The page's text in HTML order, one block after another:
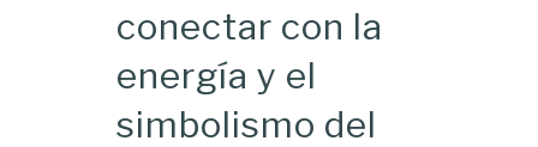
conectar con la
energía y el
simbolismo del